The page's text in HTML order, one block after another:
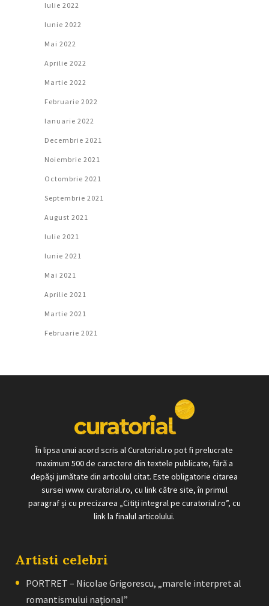
Iulie 2022
Iunie 2022
Mai 2022
Aprilie 2022
Martie 2022
Februarie 2022
Ianuarie 2022
Decembrie 2021
Noiembrie 2021
Octombrie 2021
Septembrie 2021
August 2021
Iulie 2021
Iunie 2021
Mai 2021
Aprilie 2021
Martie 2021
Februarie 2021
În lipsa unui acord scris al Curatorial.ro pot fi prelucrate
maximum 500 de caractere din textele publicate, fără a
depăși jumătate din articolul citat. Este obligatorie citarea
sursei www. curatorial.ro, cu link către site, în primul
paragraf și cu precizarea „Citiți integral pe curatorial.ro”, cu
link la finalul articolului.
Artisti celebri
PORTRET – Nicolae Grigorescu, „marele interpret al
romantismului naţional”